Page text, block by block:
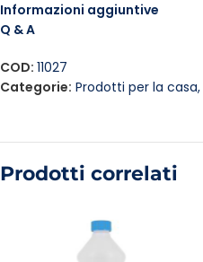
Informazioni aggiuntive
Q & A
COD: 11027
Categorie: Prodotti per la casa,
Prodotti correlati